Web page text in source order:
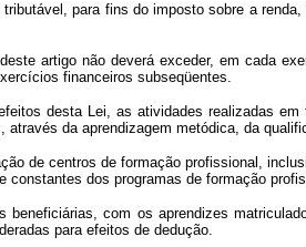
para fins do imposto sobre a
deste artigo não deverá exceder, em cada
financeiros subseqüentes.
desta Lei, as atividades realizadas
da aprendizagem metódica, da
de centros de formação profissional,
constantes dos programas de formação
beneficiárias, com os aprendizes
para efeitos de dedução.